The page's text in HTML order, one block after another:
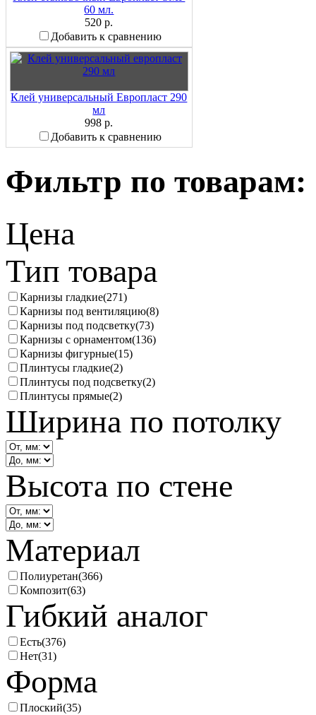
60 мл.
520 р.
Добавить к сравнению
Клей универсальный Европласт 290
мл
998 р.
Добавить к сравнению
Фильтр по товарам:
Цена
Тип товара
Карнизы гладкие(271)
Карнизы под вентиляцию(8)
Карнизы под подсветку(73)
Карнизы с орнаментом(136)
Карнизы фигурные(15)
Плинтусы гладкие(2)
Плинтусы под подсветку(2)
Плинтусы прямые(2)
Ширина по потолку
Высота по стене
Материал
Полиуретан(366)
Композит(63)
Гибкий аналог
Есть(376)
Нет(31)
Форма
Плоский(35)